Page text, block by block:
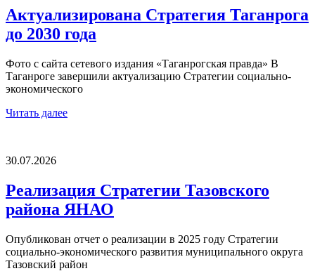
Актуализирована Стратегия Таганрога
до 2030 года
Фото с сайта сетевого издания «Таганрогская правда» В
Таганроге завершили актуализацию Стратегии социально-
экономического
Читать далее
30.07.2026
Реализация Стратегии Тазовского
района ЯНАО
Опубликован отчет о реализации в 2025 году Стратегии
социально-экономического развития муниципального округа
Тазовский район